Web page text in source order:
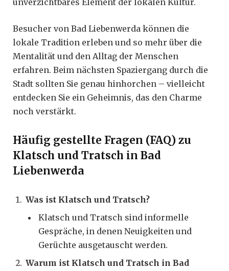
unverzichtbares Element der lokalen Kultur.
Besucher von Bad Liebenwerda können die
lokale Tradition erleben und so mehr über die
Mentalität und den Alltag der Menschen
erfahren. Beim nächsten Spaziergang durch die
Stadt sollten Sie genau hinhorchen – vielleicht
entdecken Sie ein Geheimnis, das den Charme
noch verstärkt.
Häufig gestellte Fragen (FAQ) zu
Klatsch und Tratsch in Bad
Liebenwerda
Was ist Klatsch und Tratsch?
Klatsch und Tratsch sind informelle
Gespräche, in denen Neuigkeiten und
Gerüchte ausgetauscht werden.
Warum ist Klatsch und Tratsch in Bad